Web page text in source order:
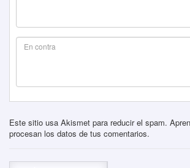
Este sitio usa Akismet para reducir el spam.
procesan los datos de tus comentarios.